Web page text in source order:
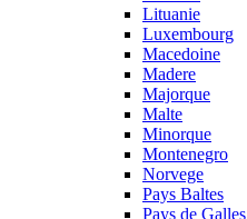
Lituanie
Luxembourg
Macedoine
Madere
Majorque
Malte
Minorque
Montenegro
Norvege
Pays Baltes
Pays de Galles